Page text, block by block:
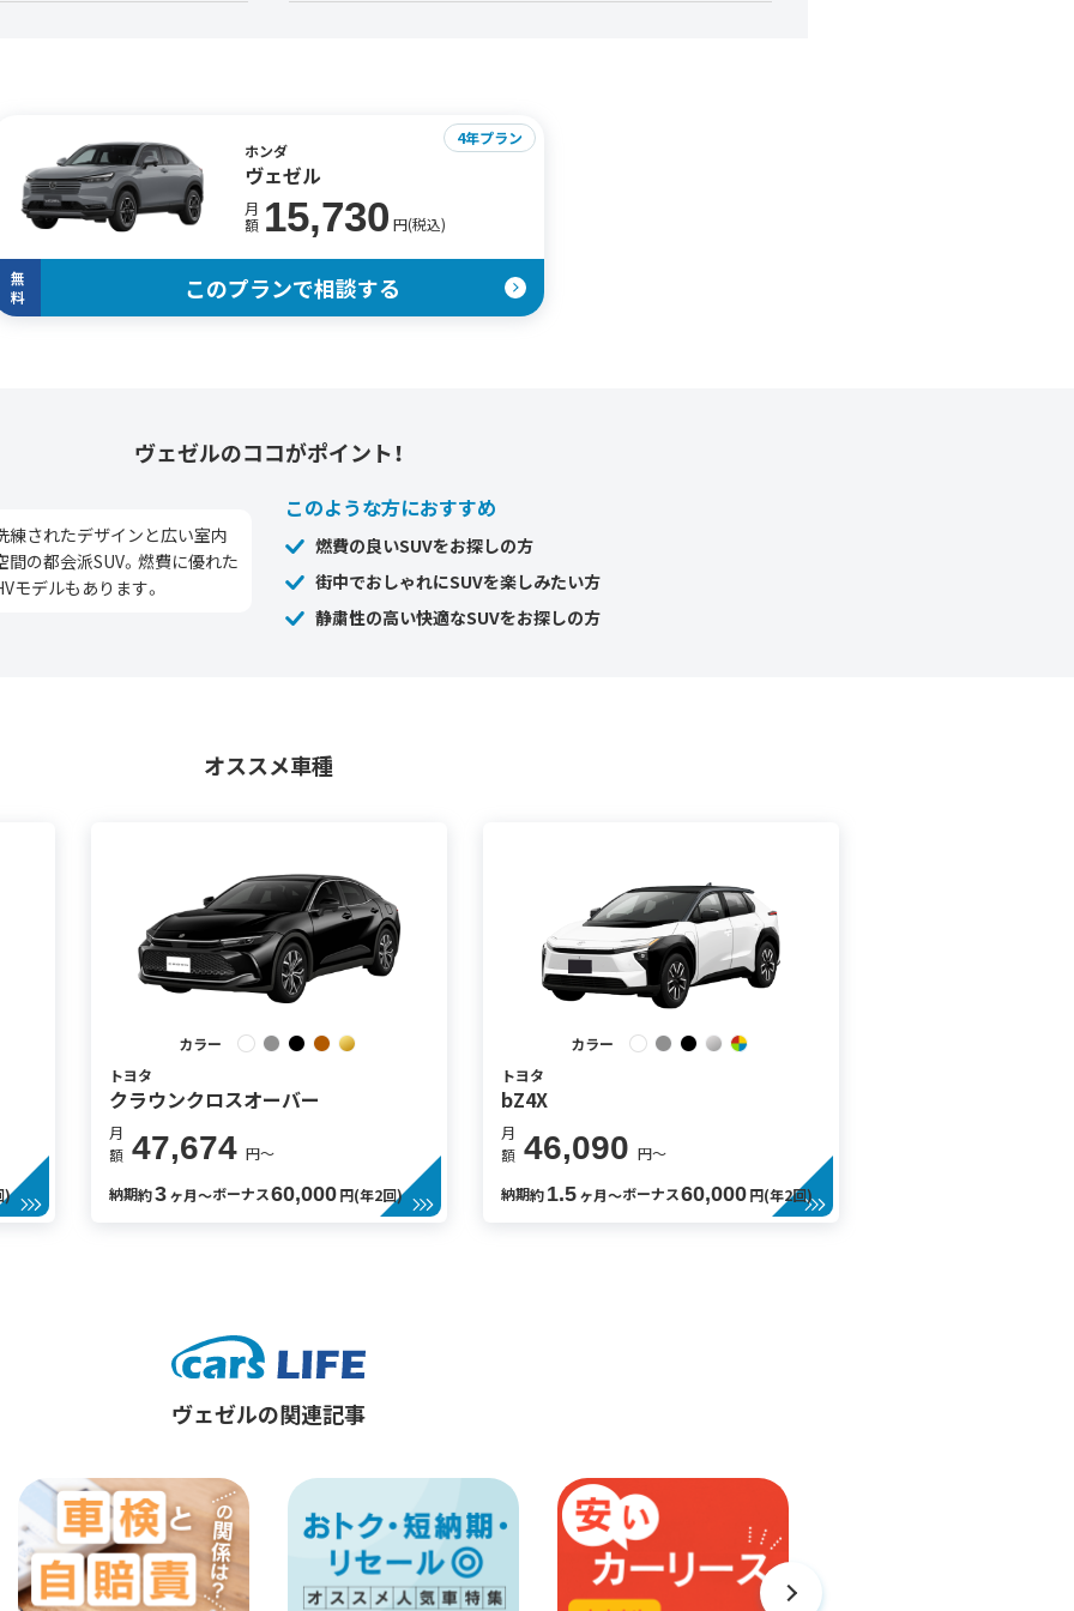
ホンダ
ヴェゼル
月
額 15,730 円(税込)
4年プラン
無
料
このプランで相談する
ヴェゼルのココがポイント！
練されたデザインと広い室内
間の都会派SUV。燃費に優れた
モデルもあります。
このような方におすすめ
燃費の良いSUVをお探しの方
街中でおしゃれにSUVを楽しみたい方
静粛性の高い快適なSUVをお探しの方
オススメ車種
)
カラー
トヨタ
クラウンクロスオーバー
月
額 47,674 円〜
納期約3ヶ月〜ボーナス60,000円(年2回)
カラー
トヨタ
bZ4X
月
額 46,090 円〜
納期約1.5ヶ月〜ボーナス60,000円(年2回)
ヴェゼルの関連記事